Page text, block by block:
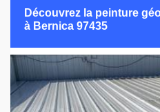
Découvrez la peinture
à Bernica 97435